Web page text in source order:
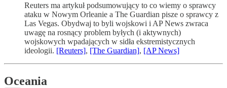
Reuters ma artykuł podsumowujący to co wiemy o sprawcy
ataku w Nowym Orleanie a The Guardian pisze o sprawcy z
Las Vegas. Obydwaj to byli wojskowi i AP News zwraca
uwagę na rosnący problem byłych (i aktywnych)
wojskowych wpadających w sidła ekstremistycznych
ideologii. [Reuters], [The Guardian], [AP News]
Oceania